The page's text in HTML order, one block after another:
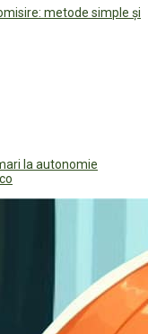
metode simple și
la autonomie